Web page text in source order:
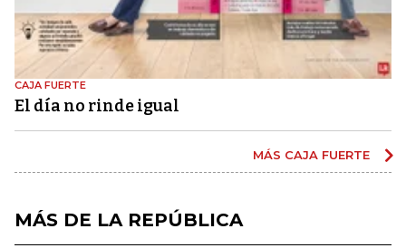
CAJA FUERTE
El día no rinde igual
MÁS CAJA FUERTE
MÁS DE LA REPÚBLICA